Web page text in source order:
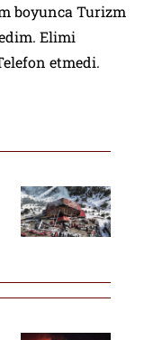
boyunca Turizm
Elimi
etmedi.